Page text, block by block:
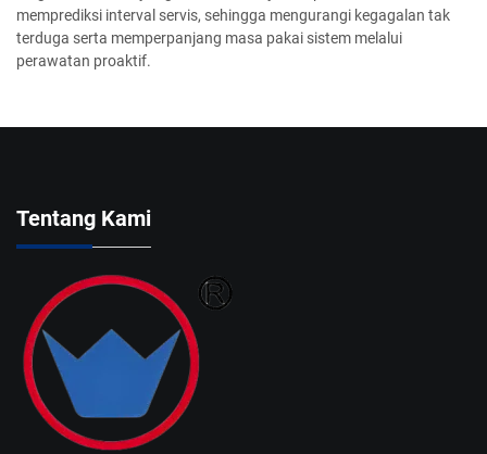
memprediksi interval servis, sehingga mengurangi kegagalan tak
terduga serta memperpanjang masa pakai sistem melalui
perawatan proaktif.
Tentang Kami